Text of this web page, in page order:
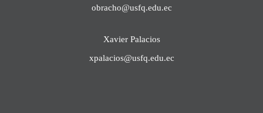
obracho@usfq.edu.ec
Xavier Palacios
xpalacios@usfq.edu.ec